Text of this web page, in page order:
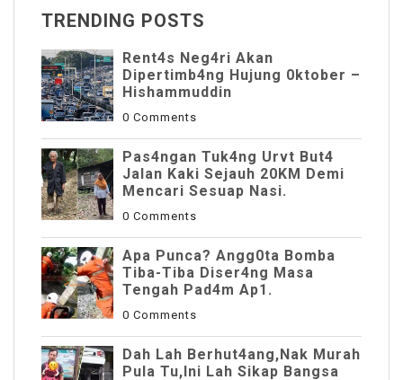
TRENDING POSTS
Rent4s Neg4ri Akan
Dipertimb4ng Hujung 0ktober –
Hishammuddin
0 Comments
Pas4ngan Tuk4ng Urvt But4
JaIan Kaki Sejauh 20KM Demi
Mencari Sesuap Nasi.
0 Comments
Apa Punca? Angg0ta Bomba
Tiba-Tiba Diser4ng Masa
Tengah Pad4m Ap1.
0 Comments
Dah Lah Berhut4ang,Nak Murah
Pula Tu,Ini Lah Sikap Bangsa